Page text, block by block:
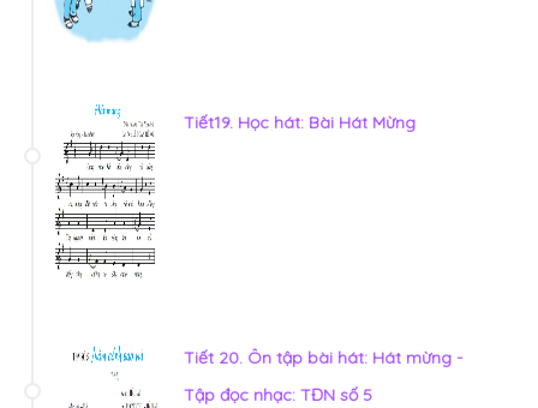
Tiết19. Học hát: Bài Hát Mừng
Tiết 20. Ôn tập bài hát: Hát mừng -
Tập đọc nhạc: TĐN số 5